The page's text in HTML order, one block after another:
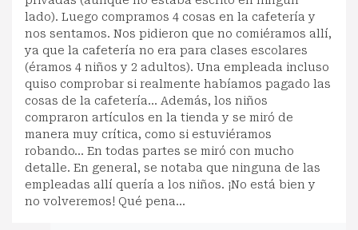
lado). Luego compramos 4 cosas en la cafetería y
nos sentamos. Nos pidieron que no comiéramos allí,
ya que la cafetería no era para clases escolares
(éramos 4 niños y 2 adultos). Una empleada incluso
quiso comprobar si realmente habíamos pagado las
cosas de la cafetería... Además, los niños
compraron artículos en la tienda y se miró de
manera muy crítica, como si estuviéramos
robando... En todas partes se miró con mucho
detalle. En general, se notaba que ninguna de las
empleadas allí quería a los niños. ¡No está bien y
no volveremos! Qué pena...